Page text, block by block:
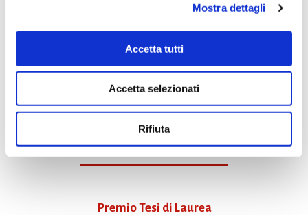
Mostra dettagli
Accetta tutti
Accetta selezionati
Rifiuta
Stefano BACCINI, Viviana LARCATI (a cura di),La Compagnia. 75 anni di
teatro nel Veneto con la Città di Este, 1914-1989.
Premio Tesi di Laurea